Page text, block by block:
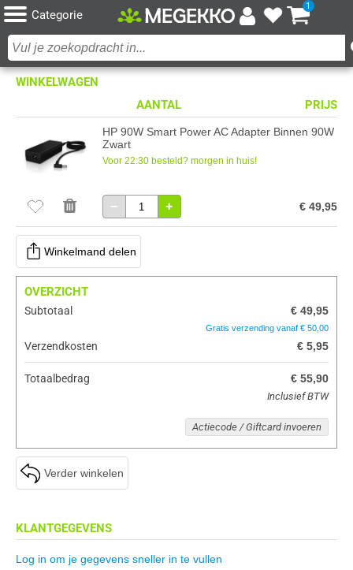
Categorie
1
WINKELWAGEN
AANTAL
PRIJS
HP 90W Smart Power AC Adapter Binnen 90W
Zwart
Voor 22:30 besteld? morgen in huis!
− + € 49,95
Winkelmand delen
Verder winkelen
OVERZICHT
Subtotaal € 49,95
Gratis verzending vanaf € 50,00
Verzendkosten € 5,95
Totaalbedrag € 55,90
Inclusief BTW
Actiecode / Giftcard invoeren
KLANTGEGEVENS
Log in om je gegevens sneller in te vullen